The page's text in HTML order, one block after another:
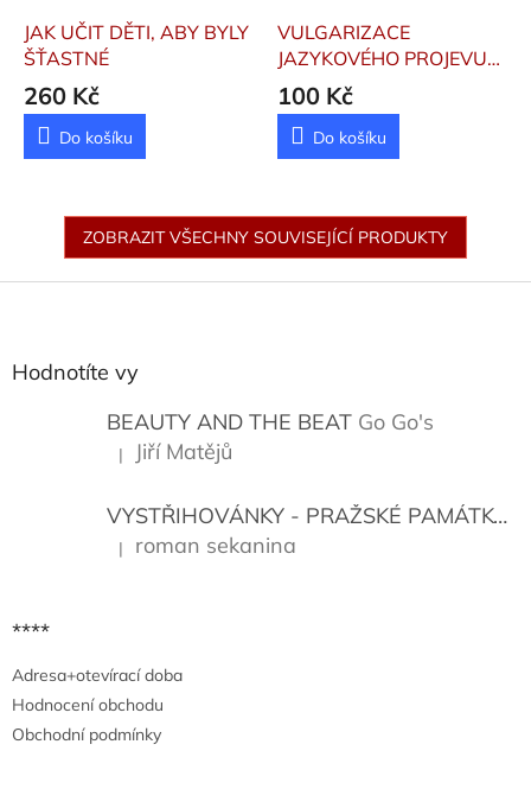
JAK UČIT DĚTI, ABY BYLY
ŠŤASTNÉ
260 Kč
Do košíku
VULGARIZACE
JAZYKOVÉHO PROJEVU
VE ŠKOLE
100 Kč
Do košíku
ZOBRAZIT VŠECHNY SOUVISEJÍCÍ PRODUKTY
Hodnotíte vy
BEAUTY AND THE BEAT Go Go's
Hodnocení produktu je 5 z 5 hvězdiček.
| Jiří Matějů
VYSTŘIHOVÁNKY - PRAŽSKÉ PAMÁTKY
Hodnocení produktu je 5 z 5 hvězdiček.
| roman sekanina
****
Adresa+otevírací doba
Hodnocení obchodu
Obchodní podmínky